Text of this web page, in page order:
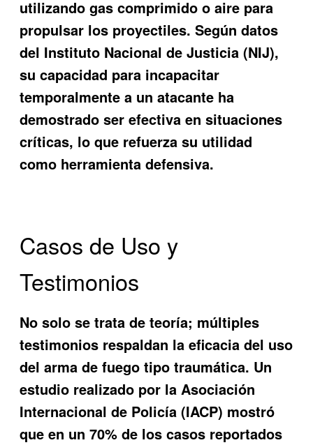
utilizando gas comprimido o aire para
propulsar los proyectiles. Según datos
del Instituto Nacional de Justicia (NIJ),
su capacidad para incapacitar
temporalmente a un atacante ha
demostrado ser efectiva en situaciones
críticas, lo que refuerza su utilidad
como herramienta defensiva.
Casos de Uso y
Testimonios
No solo se trata de teoría; múltiples
testimonios respaldan la eficacia del uso
del arma de fuego tipo traumática. Un
estudio realizado por la Asociación
Internacional de Policía (IACP) mostró
que en un 70% de los casos reportados